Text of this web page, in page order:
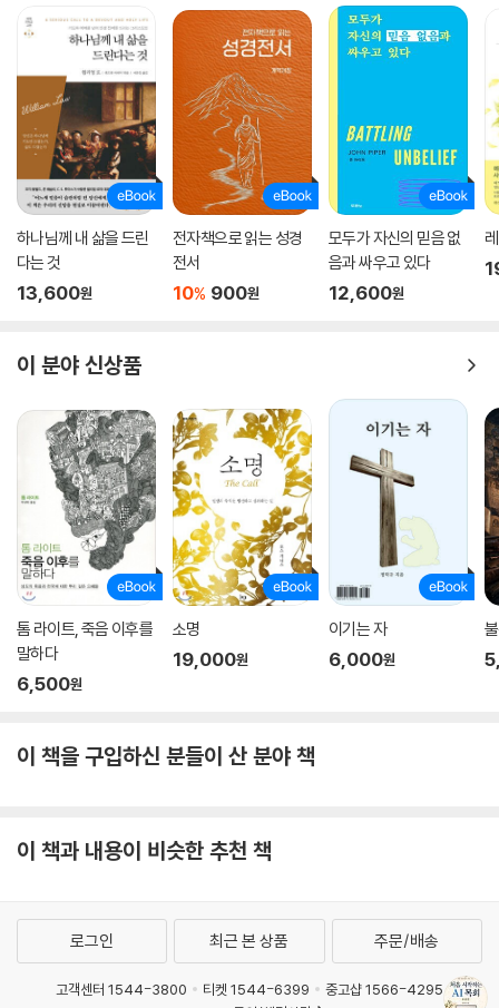
하나님께 내 삶을 드린
다는 것
13,600원
전자책으로 읽는 성경
전서
10% 900원
모두가 자신의 믿음 없
음과 싸우고 있다
12,600원
이 분야 신상품
톰 라이트, 죽음 이후를
말하다
6,500원
소명
19,000원
이기는 자
6,000원
이 책을 구입하신 분들이 산 분야 책
이 책과 내용이 비슷한 추천 책
로그인 최근 본 상품 주문/배송
고객센터 1544-3800 티켓 1544-6399
중고샵 1566-4295